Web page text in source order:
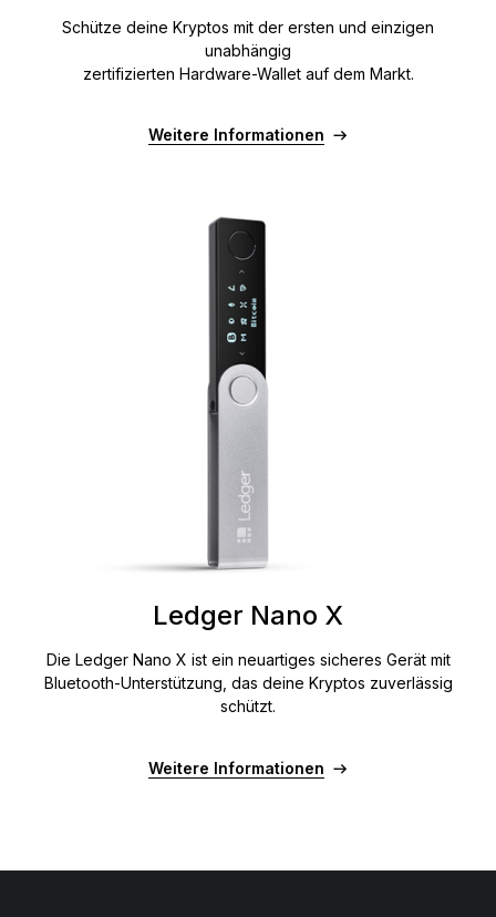
Schütze deine Kryptos mit der ersten und einzigen
unabhängig
zertifizierten Hardware-Wallet auf dem Markt.
Weitere Informationen
Ledger Nano X
Die Ledger Nano X ist ein neuartiges sicheres Gerät mit
Bluetooth-Unterstützung, das deine Kryptos zuverlässig
schützt.
Weitere Informationen